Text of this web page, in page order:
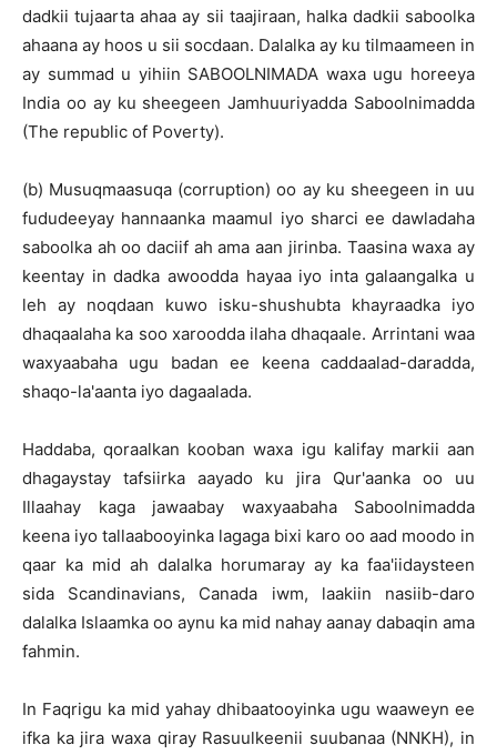
dadkii tujaarta ahaa ay sii taajiraan, halka dadkii saboolka
ahaana ay hoos u sii socdaan. Dalalka ay ku tilmaameen in
ay summad u yihiin SABOOLNIMADA waxa ugu horeeya
India oo ay ku sheegeen Jamhuuriyadda Saboolnimadda
(The republic of Poverty).
(b) Musuqmaasuqa (corruption) oo ay ku sheegeen in uu
fududeeyay hannaanka maamul iyo sharci ee dawladaha
saboolka ah oo daciif ah ama aan jirinba. Taasina waxa ay
keentay in dadka awoodda hayaa iyo inta galaangalka u
leh ay noqdaan kuwo isku-shushubta khayraadka iyo
dhaqaalaha ka soo xaroodda ilaha dhaqaale. Arrintani waa
waxyaabaha ugu badan ee keena caddaalad-daradda,
shaqo-la'aanta iyo dagaalada.
Haddaba, qoraalkan kooban waxa igu kalifay markii aan
dhagaystay tafsiirka aayado ku jira Qur'aanka oo uu
Illaahay kaga jawaabay waxyaabaha Saboolnimadda
keena iyo tallaabooyinka lagaga bixi karo oo aad moodo in
qaar ka mid ah dalalka horumaray ay ka faa'iidaysteen
sida Scandinavians, Canada iwm, laakiin nasiib-daro
dalalka Islaamka oo aynu ka mid nahay aanay dabaqin ama
fahmin.
In Faqrigu ka mid yahay dhibaatooyinka ugu waaweyn ee
ifka ka jira waxa qiray Rasuulkeenii suubanaa (NNKH), in